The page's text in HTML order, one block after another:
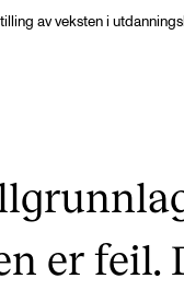
av veksten i
er feil.